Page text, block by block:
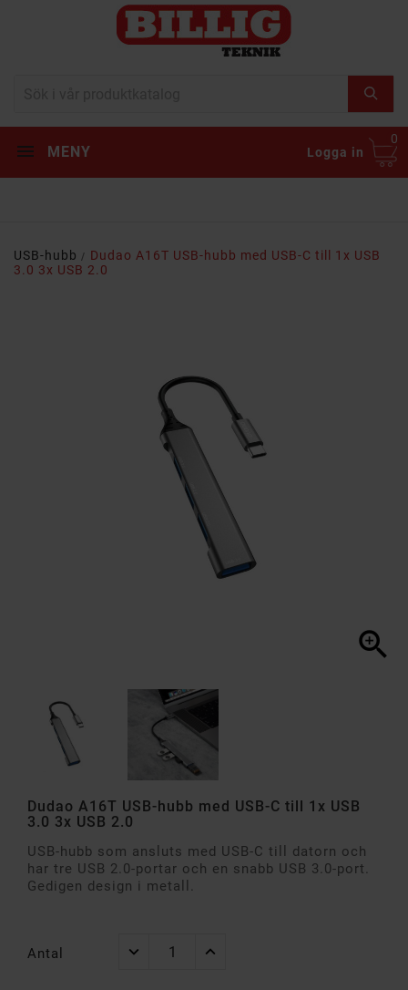
MENY Logga in
0
USB-hubb
Dudao A16T USB-hubb med USB-C till 1x USB
3.0 3x USB 2.0

Dudao A16T USB-hubb med USB-C till 1x USB
3.0 3x USB 2.0
USB-hubb som ansluts med USB-C till datorn och
har tre USB 2.0-portar och en snabb USB 3.0-port.
Gedigen design i metall.
Antal